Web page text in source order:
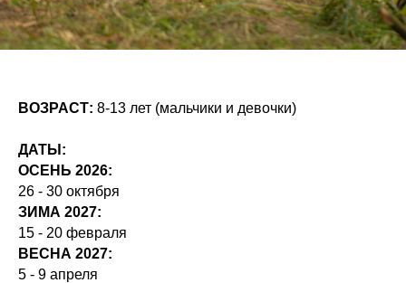
ВОЗРАСТ: 8-13 лет (мальчики и девочки)
ДАТЫ:
ОСЕНЬ 2026:
26 - 30 октября
ЗИМА 2027:
15 - 20 февраля
ВЕСНА 2027:
5 - 9 апреля